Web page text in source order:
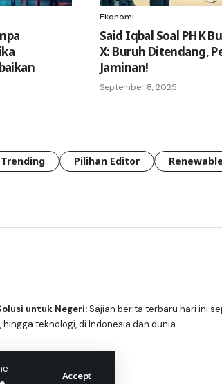
Accept
Ekonomi
Said Iqbal Soal PHK
X: Buruh Ditendang,
Jaminan!
September 8, 2025
Pilihan Editor
untuk Negeri:Sajian berita terbaru hari ini
teknologi, di Indonesia dan dunia.